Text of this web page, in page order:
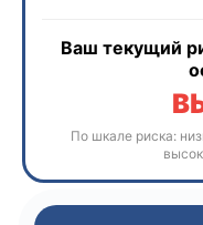
Ваш текущий
По шкале риска: